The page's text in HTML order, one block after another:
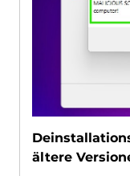
ältere